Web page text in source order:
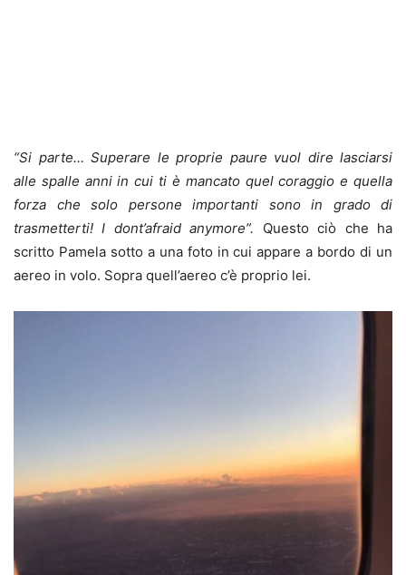
“Si parte… Superare le proprie paure vuol dire lasciarsi
alle spalle anni in cui ti è mancato quel coraggio e quella
forza che solo persone importanti sono in grado di
trasmetterti! I dont’afraid anymore”. Questo ciò che ha
scritto Pamela sotto a una foto in cui appare a bordo di un
aereo in volo. Sopra quell’aereo c’è proprio lei.